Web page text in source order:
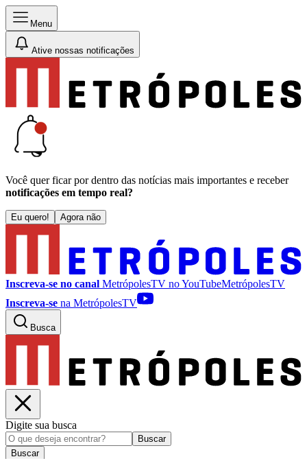
Menu
Ative nossas notificações
Você quer ficar por dentro das notícias mais importantes e receber
notificações em tempo real?
Eu quero! Agora não
Inscreva-se no canal MetrópolesTV noYouTubeMetrópolesTV
Inscreva-se na MetrópolesTV
Busca
Digite sua busca
Buscar
Buscar